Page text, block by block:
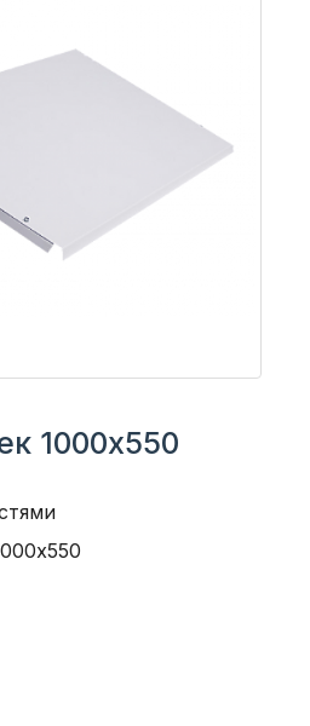
1000х550